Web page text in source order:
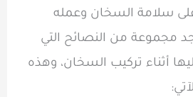
سلامة السخان وعمله
مجموعة من النصائح التي
أثناء تركيب السخان، وهذه